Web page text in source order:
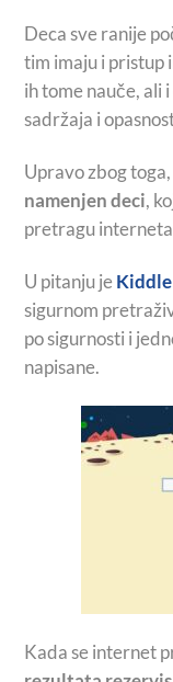
Deca sve ranije
tim imaju i pristup
ih tome nauče, ali
sadržaja i
Upravo zbog toga,
namenjen deci,
pretragu
U pitanju jeKiddle
sigurnom
po sigurnosti i
napisane.
Kada se internet